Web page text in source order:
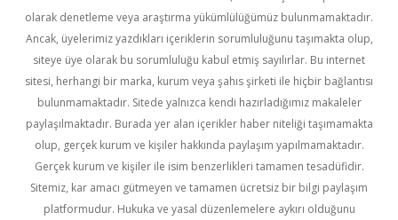
olarak denetleme veya araştırma yükümlülüğümüz bulunmamaktadır.
Ancak, üyelerimiz yazdıkları içeriklerin sorumluluğunu taşımakta olup,
siteye üye olarak bu sorumluluğu kabul etmiş sayılırlar. Bu internet
sitesi, herhangi bir marka, kurum veya şahıs şirketi ile hiçbir bağlantısı
bulunmamaktadır. Sitede yalnızca kendi hazırladığımız makaleler
paylaşılmaktadır. Burada yer alan içerikler haber niteliği taşımamakta
olup, gerçek kurum ve kişiler hakkında paylaşım yapılmamaktadır.
Gerçek kurum ve kişiler ile isim benzerlikleri tamamen tesadüfidir.
Sitemiz, kar amacı gütmeyen ve tamamen ücretsiz bir bilgi paylaşım
platformudur. Hukuka ve yasal düzenlemelere aykırı olduğunu